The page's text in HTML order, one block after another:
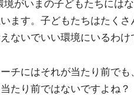
境がいまの子どもたちには
ます。子どもたちはたく
ないでいい環境にいるわけ
にはそれが当たり前でも
たり前ではないですよね？